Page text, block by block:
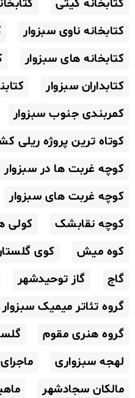
کتابخانه گیتی
کتابخانه ناوی سبزوار
کتابخانه های سبزوار
کتابداران سبزوار
کمربندی جنوب سبزوار
کوتاه ترین پروژه ریلی
کوچه غربت ها در سبزوار
کوچه غربت های سبزوار
کوچه نقابشک
کولی
کوه میش
کوی
گاج
گاز توحیدشهر
گروه تئاتر میمیک سبزوار
گروه هنری مقوم
لهجه سبزواری
مالکان سجادشهر